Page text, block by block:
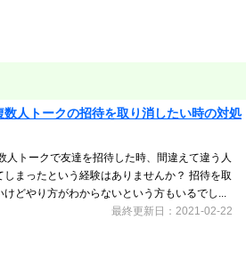
数人トークの招待を取り消したい時の対処
人トークで友達を招待した時、間違えて違う人
しまったという経験はありませんか？ 招待を取
けどやり方がわからないという方もいるでし...
最終更新日：2021-02-22